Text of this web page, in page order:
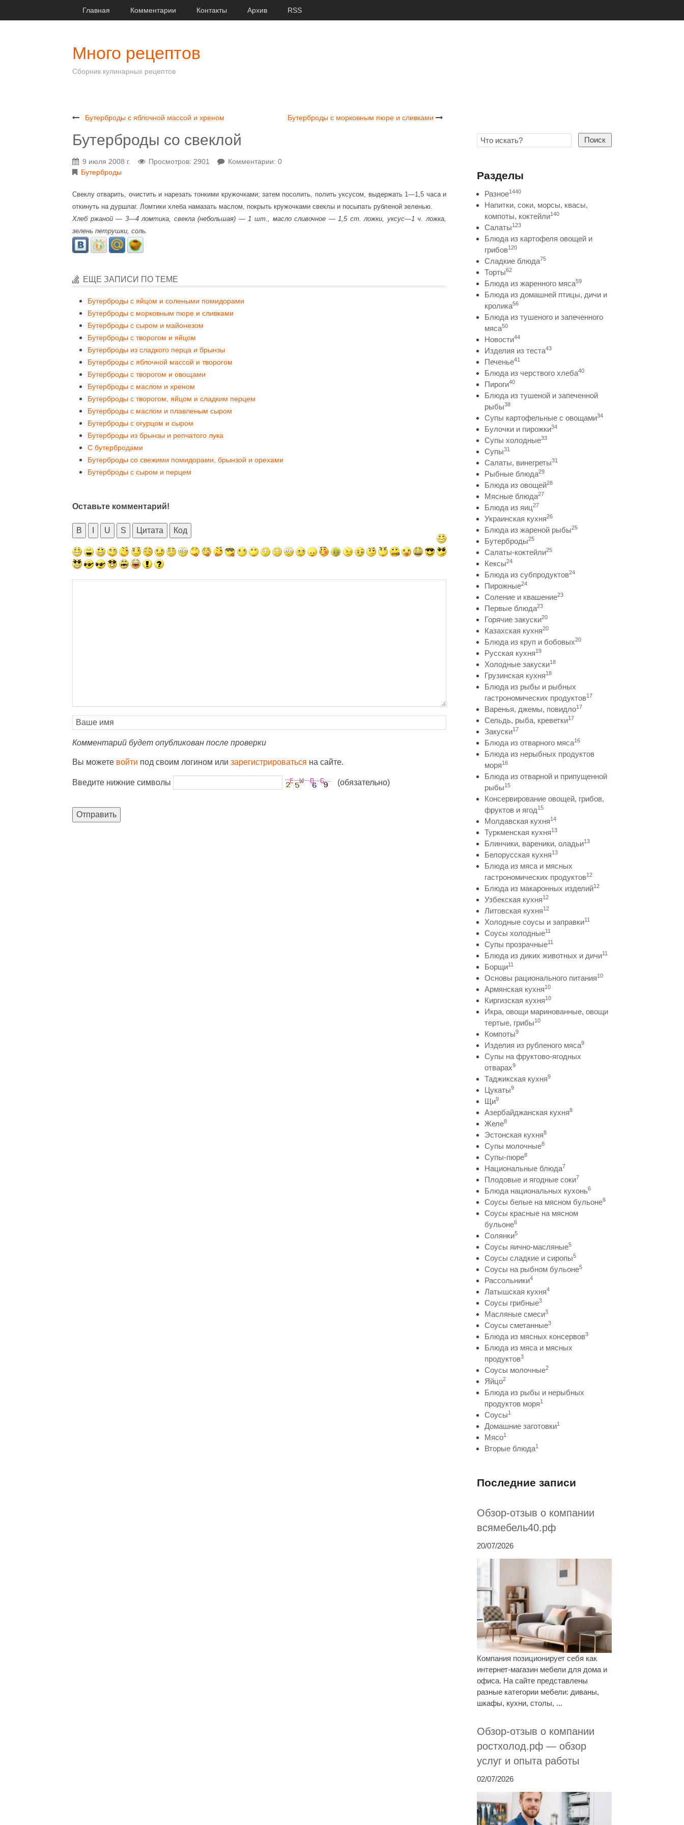
Главная Комментарии Контакты Архив RSS
Много рецептов
Сборник кулинарных рецептов
Бутерброды с яблочной массой и хреном Бутерброды с морковным пюре и сливками
Бутерброды со свеклой
9 июля 2008 г. Просмотров: 2901
Комментарии: 0
Бутерброды
Свеклу отварить, очистить и нарезать тонкими кружочками; затем посолить, полить уксусом, выдержать 1—1,5 часа и
откинуть на дуршлаг. Ломтики хлеба намазать маслом, покрыть кружочками свеклы и посыпать рубленой зеленью.
Хлеб ржаной — 3—4 ломтика, свекла (небольшая) — 1 шт., масло сливочное — 1,5 ст. ложки, уксус—1 ч. ложка,
зелень петрушки, соль.
ЕЩЕ ЗАПИСИ ПО ТЕМЕ
Бутерброды с яйцом и солеными помидорами
Бутерброды с морковным пюре и сливками
Бутерброды с сыром и майонезом
Бутерброды с творогом и яйцом
Бутерброды из сладкого перца и брынзы
Бутерброды с яблочной массой и творогом
Бутерброды с творогом и овощами
Бутерброды с маслом и хреном
Бутерброды с творогом, яйцом и сладким перцем
Бутерброды с маслом и плавленым сыром
Бутерброды с огурцом и сыром
Бутерброды из брынзы и репчатого лука
С бутербродами
Бутерброды со свежими помидорами, брынзой и орехами
Бутерброды с сыром и перцем
Оставьте комментарий!
B U S Цитата Код
Комментарий будет опубликован после проверки
Вы можете войти под своим логином или зарегистрироваться на сайте.
Введите нижние символы (обязательно)
Отправить
Поиск
Разделы
Разное1440
Напитки, соки, морсы, квасы,
компоты, коктейли140
Салаты123
Блюда из картофеля овощей и
грибов120
Сладкие блюда75
Торты62
Блюда из жаренного мяса59
Блюда из домашней птицы, дичи и
кролика56
Блюда из тушеного и запеченного
мяса50
Новости44
Изделия из теста43
Печенье41
Блюда из черствого хлеба40
Пироги40
Блюда из тушеной и запеченной
рыбы38
Супы картофельные с овощами34
Булочки и пирожки34
Супы холодные33
Супы31
Салаты, винегреты31
Рыбные блюда29
Блюда из овощей28
Мясные блюда27
Блюда из яиц27
Украинская кухня26
Блюда из жареной рыбы25
Бутерброды25
Салаты-коктейли25
Кексы24
Блюда из субпродуктов24
Пирожные24
Соление и квашение23
Первые блюда23
Горячие закуски20
Казахская кухня20
Блюда из круп и бобовых20
Русская кухня19
Холодные закуски18
Грузинская кухня18
Блюда из рыбы и рыбных
гастрономических продуктов17
Варенья, джемы, повидло17
Сельдь, рыба, креветки17
Закуски17
Блюда из отварного мяса16
Блюда из нерыбных продуктов
моря16
Блюда из отварной и припущенной
рыбы15
Консервирование овощей, грибов,
фруктов и ягод15
Молдавская кухня14
Туркменская кухня13
Блинчики, вареники, оладьи13
Белорусская кухня13
Блюда из мяса и мясных
гастрономических продуктов12
Блюда из макаронных изделий12
Узбекская кухня12
Литовская кухня12
Холодные соусы и заправки11
Соусы холодные11
Супы прозрачные11
Блюда из диких животных и дичи11
Борщи11
Основы рационального питания10
Армянская кухня10
Киргизская кухня10
Икра, овощи маринованные, овощи
тертые, грибы10
Компоты9
Изделия из рубленого мяса9
Супы на фруктово-ягодных
отварах9
Таджикская кухня9
Цукаты9
Щи9
Азербайджанская кухня8
Желе8
Эстонская кухня8
Супы молочные8
Супы-пюре8
Национальные блюда7
Плодовые и ягодные соки7
Блюда национальных кухонь6
Соусы белые на мясном бульоне6
Соусы красные на мясном
бульоне6
Солянки5
Соусы яично-масляные5
Соусы сладкие и сиропы5
Соусы на рыбном бульоне5
Рассольники4
Латышская кухня4
Соусы грибные3
Масляные смеси3
Соусы сметанные3
Блюда из мясных консервов3
Блюда из мяса и мясных
продуктов3
Соусы молочные2
Яйцо2
Блюда из рыбы и нерыбных
продуктов моря1
Соусы1
Домашние заготовки1
Мясо1
Вторые блюда1
Последние записи
Обзор-отзыв о компании
всямебель40.рф
20/07/2026
Компания позиционирует себя как
интернет-магазин мебели для дома и
офиса. На сайте представлены
разные категории мебели: диваны,
шкафы, кухни, столы, ...
Обзор-отзыв о компании
ростхолод.рф — обзор
услуг и опыта работы
02/07/2026